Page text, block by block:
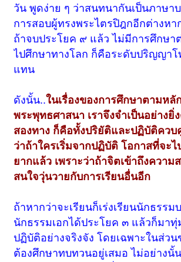
วัน พูดง่าย ๆ ว่าสนทนากันเป็นภาษา
การสอบผู้ทรงพระไตรปิฎกอีกต่างหา
ถ้าจบประโยค ๙ แล้ว ไม่มีการศึกษา
ไปศึกษาทางโลก ก็คือระดับปริญญา
แทน
ดังนั้น..ในเรื่องของการศึกษาตามหลั
พระพุทธศาสนา เราจึงจำเป็นอย่างยิ่
สองทาง ก็คือทั้งปริยัติและปฏิบัติควบ
ว่าถ้าใครเริ่มจากปฏิบัติ โอกาสที่จะไ
ยากแล้ว เพราะว่าถ้าจิตเข้าถึงความ
สนใจวุ่นวายกับการเรียนอื่นอีก
ถ้าหากว่าจะเรียนก็เร่งเรียนนักธรร
นักธรรมเอกได้ประโยค ๓ แล้วก็มาทุ่
ปฏิบัติอย่างจริงจัง โดยเฉพาะในส่ว
ต้องศึกษาทบทวนอยู่เสมอ ไม่อย่างนั้น